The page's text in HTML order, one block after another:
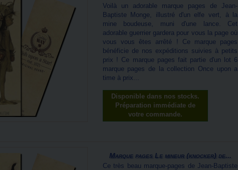
Voilà un adorable marque pages de Jean-
Baptiste Monge, illustré d'un elfe vert, à la
mine boudeuse, muni d'une lance. Cet
adorable guerrier gardera pour vous la page où
vous vous êtes arrêté ! Ce marque pages
bénéficie de nos expéditions suivies à petits
prix ! Ce marque pages fait partie d'un lot 6
marque pages de la collection Once upon a
time à prix...
Disponible dans nos stocks.
Préparation immédiate de
votre commande.
Marque pages Le mineur (knocker) de...
Ce très beau marque-pages de Jean-Baptiste